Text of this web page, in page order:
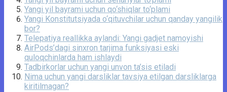
Yangi yil bayrami uchun qo‘shiqlar to‘plami
Yangi Konstitutsiyada o‘qituvchilar uchun qanday yangilik
bor?
Telepatiya reallikka aylandi: Yangi gadjet namoyishi
AirPods’dagi sinxron tarjima funksiyasi eski
quloqchinlarda ham ishlaydi
Tadbirkorlar uchun yangi unvon ta’sis etiladi
Nima uchun yangi darsliklar tavsiya etilgan darsliklarga
kiritilmagan?